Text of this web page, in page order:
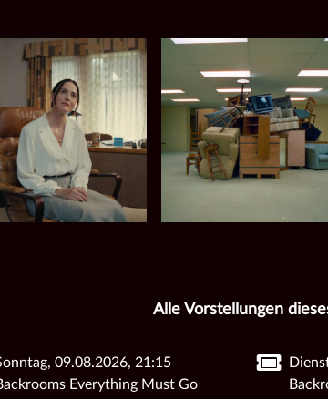
Alle Vorstellungen
09.08.2026, 21:15
Everything Must Go